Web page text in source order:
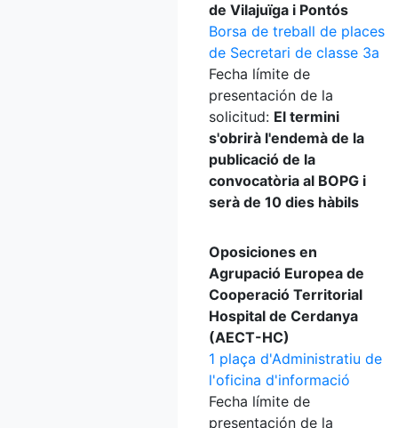
de Vilajuïga i Pontós
Borsa de treball de places
de Secretari de classe 3a
Fecha límite de
presentación de la
solicitud: El termini
s'obrirà l'endemà de la
publicació de la
convocatòria al BOPG i
serà de 10 dies hàbils
Oposiciones en
Agrupació Europea de
Cooperació Territorial
Hospital de Cerdanya
(AECT-HC)
1 plaça d'Administratiu de
l'oficina d'informació
Fecha límite de
presentación de la